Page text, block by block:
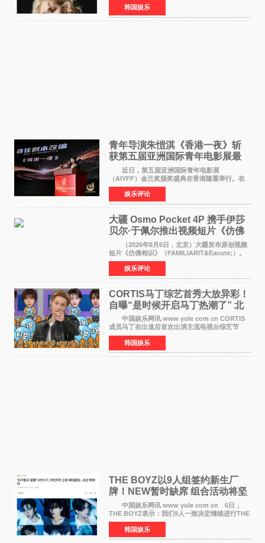
加BLACKPINK出道纪念活动的种种猜测作出正
式回应。 Th
韩国娱乐
青年导演朱愷淇《香港一夜》斩
获第五届亚洲国际青年电影展最
佳剧本改编奖
近日，第五届亚洲国际青年电影展
（AIYFF）金兰奖颁奖盛典在香港隆重举行。在
这场汇聚数百位海内外电影人、文化界人士及媒
体代表的亚洲青年影视盛会上，香港本土电影
《香港一夜》（Dawn in Ho
娱乐评论
大疆 Osmo Pocket 4P 携手伊莎
贝尔·于佩尔推出视频短片《仿佛
相识》
（2026年8月6日，北京）大疆发布原创视频
短片《仿佛相识》（FAMILIARIT&Eacute;）。
视频短片由戛纳国际电影节最佳女演员伊莎贝尔·
于佩尔（Isabelle Huppert）主演，全程使用大
疆首款双主摄口
娱乐评论
CORTIS马丁综艺首秀大放异彩！
自曝“是时候开启马丁热潮了” 北
美巡演火热进行中
中国娱乐网讯 www yule com cn CORTIS
成员马丁在出道后首次出演主流电视台综艺节
目，展现了多才多艺的魅力。 马丁出演了5日
播出的MBC《Radio Star》Fashion与Passion
之间，I&lsquo;m
韩国娱乐
THE BOYZ以9人组签约新生厂
牌！NEW暂时缺席 组合活动将坚
定不移继续
中国娱乐网讯 www yule com cn 6日，
THE BOYZ表示：我们9人一致决定继续进行THE
BOYZ组合活动，并且已经完成了组合团体活动
签约。目前正在新生厂牌下进行活动准备。尚未
离开THE BOYZ原所
韩国娱乐